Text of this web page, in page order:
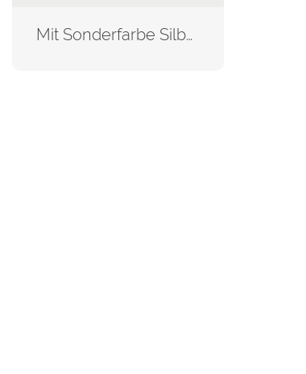
Mit Sonderfarbe Silber